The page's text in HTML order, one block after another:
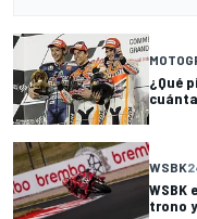
¿Qué
WSBK
WSBK
trono